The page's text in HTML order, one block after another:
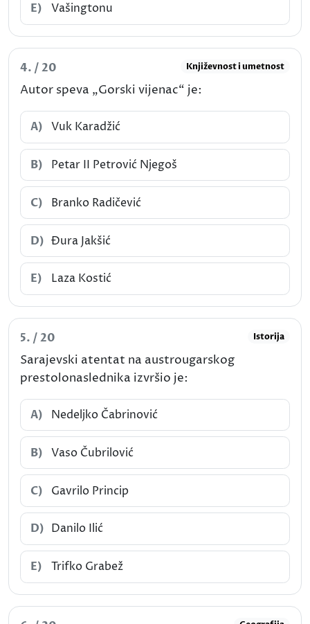
E) Vašingtonu
4. / 20 Književnost i umetnost
Autor speva „Gorski vijenac“ je:
A) Vuk Karadžić
B) Petar II Petrović Njegoš
C) Branko Radičević
D) Đura Jakšić
E) Laza Kostić
5. / 20 Istorija
Sarajevski atentat na austrougarskog
prestolonaslednika izvršio je:
A) Nedeljko Čabrinović
B) Vaso Čubrilović
C) Gavrilo Princip
D) Danilo Ilić
E) Trifko Grabež